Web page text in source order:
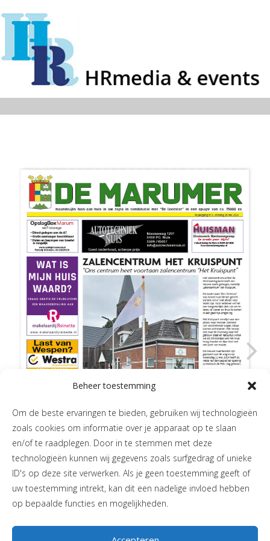
Beheer toestemming
Om de beste ervaringen te bieden, gebruiken wij technologieën
zoals cookies om informatie over je apparaat op te slaan
en/of te raadplegen. Door in te stemmen met deze
technologieën kunnen wij gegevens zoals surfgedrag of unieke
ID's op deze site verwerken. Als je geen toestemming geeft of
uw toestemming intrekt, kan dit een nadelige invloed hebben
op bepaalde functies en mogelijkheden.